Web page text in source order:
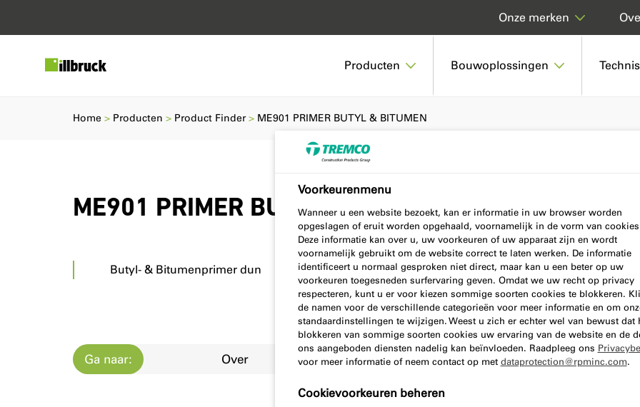
Producten Bouwoplossingen
Onze merken
ME901 PRIMER BUTYL & BITUMEN
Butyl- & Bitumenprimer dun
Home Producten Product Finder ME901 PRIMER BUTYL & BITUMEN
Ga naar: Over Voordelen van het product
Voorkeurenmenu
Wanneer u een website bezoekt, kan er informatie in uw browser worden
opgeslagen of eruit worden opgehaald, voornamelijk in de vorm van
Deze informatie kan over u, uw voorkeuren of uw apparaat zijn en wordt
voornamelijk gebruikt om de website correct te laten werken. De informatie
identificeert u normaal gesproken niet direct, maar kan u een beter op uw
voorkeuren toegesneden surfervaring geven. Omdat we uw recht op privacy
respecteren, kunt u er voor kiezen sommige soorten cookies te blokkeren.
de namen voor de verschillende categorieën voor meer informatie en om
standaardinstellingen te wijzigen. Weest u zich er echter wel van bewust dat
blokkeren van sommige soorten cookies uw ervaring van de website en de
ons aangeboden diensten nadelig kan beïnvloeden. Raadpleeg ons
voor meer informatie of neem contact op met dataprotection@rpminc.com.
Cookievoorkeuren beheren